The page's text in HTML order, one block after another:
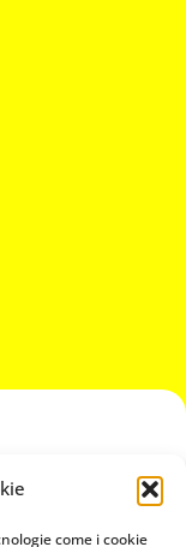
come i cookie